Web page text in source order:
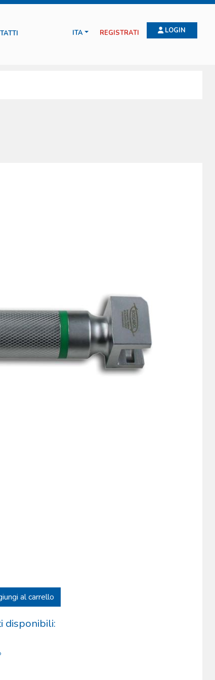
ITA REGISTRATI LOGIN
al carrello
disponibili:
sicuri e prodotti con materiali tecnici di alta qualità, durevoli
Continue verifiche sui processi e sui prodotti garantiscono la
completa di accessori e parti di ricambio dei prodotti